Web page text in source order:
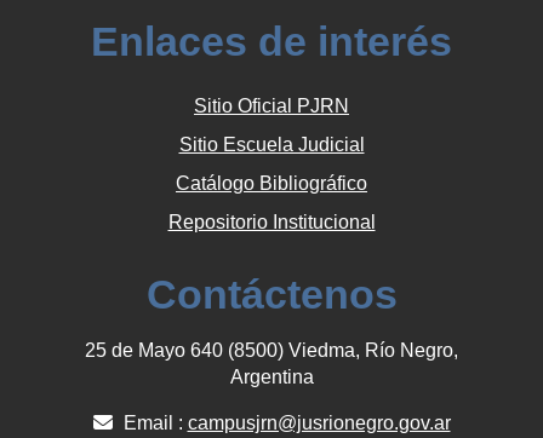
Enlaces de interés
Sitio Oficial PJRN
Sitio Escuela Judicial
Catálogo Bibliográfico
Repositorio Institucional
Contáctenos
25 de Mayo 640 (8500) Viedma, Río Negro,
Argentina
Email : campusjrn@jusrionegro.gov.ar